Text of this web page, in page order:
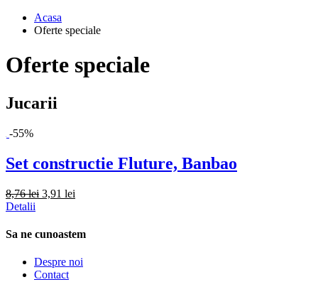
Acasa
Oferte speciale
Oferte speciale
Jucarii
-55%
Set constructie Fluture, Banbao
8,76 lei 3,91 lei
Detalii
Sa ne cunoastem
Despre noi
Contact